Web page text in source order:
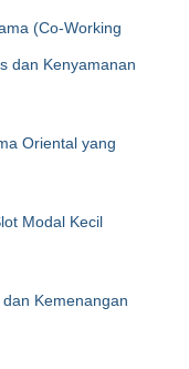
(Co-Working
dan Kenyamanan
Oriental yang
Modal Kecil
Kemenangan